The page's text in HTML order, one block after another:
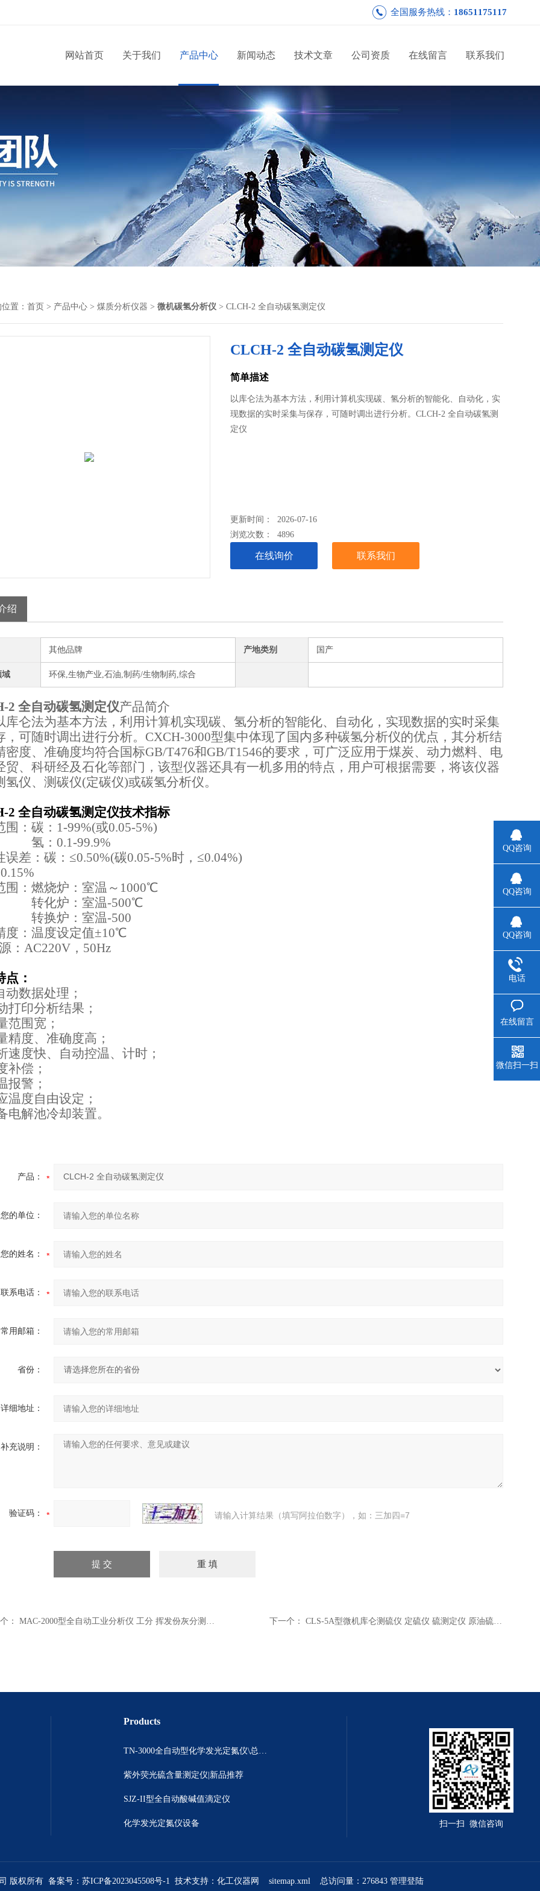
全国服务热线： 18651175117
网站首页 关于我们 产品中心 新闻动态 技术文章 公司资质 在线留言 联系我们
置： 首页 > 产品中心 > 煤质分析仪器 > 微机碳氢分析仪 > CLCH-2 全自动碳氢测定仪
CLCH-2 全自动碳氢测定仪
简单描述
以库仑法为基本方法，利用计算机实现碳、氢分析的智能化、自动化，实
现数据的实时采集与保存，可随时调出进行分析。CLCH-2 全自动碳氢测
定仪
更新时间： 2026-07-16
浏览次数：4896
在线询价 联系我们
绍
其他品牌 产地类别 国产
域 环保,生物产业,石油,制药/生物制药,综合
2 全自动碳氢测定仪产品简介
法为基本方法，利用计算机实现碳、氢分析的智能化、自动化，实现数据的实时采集
，可随时调出进行分析。CXCH-3000型集中体现了国内多种碳氢分析仪的优点，其分析结
密度、准确度均符合国标GB/T476和GB/T1546的要求，可广泛应用于煤炭、动力燃料、电
贸、科研经及石化等部门，该型仪器还具有一机多用的特点，用户可根据需要，将该仪器
氢仪、测碳仪(定碳仪)或碳氢分析仪。
2 全自动碳氢测定仪技术指标
围：碳：1-99%(或0.05-5%)
0.1-99.9%
误差：碳：≤0.50%(碳0.05-5%时，≤0.04%)
围：燃烧炉：室温～1000℃
炉：室温-500℃
炉：室温-500
度：温度设定值±10℃
AC220V，50Hz
点：
数据处理；
印分析结果；
围宽；
度、准确度高；
度快、自动控温、计时；
偿；
警；
度自由设定；
解池冷却装置。
产品：
您的单位：
您的姓名：
联系电话：
常用邮箱：
省份：
详细地址：
补充说明：
验证码： 请输入计算结果（填写阿拉伯数字），如：三加四=7
： MAC-2000型全自动工业分析仪 工分 挥发份灰分测定仪 下一个： CLS-5A型微机库仑测硫仪 定硫仪 硫测定仪 原油硫含量测定仪
Products
TN-3000全自动型化学发光定氮仪\总氮测定\ 氮含量分析仪
紫外荧光硫含量测定仪|新品推荐
SJZ-II型全自动酸碱值滴定仪
化学发光定氮仪设备 扫一扫 微信咨询
版权所有 备案号： 苏ICP备2023045508号-1 技术支持： 化工仪器网 sitemap.xml 总访问量：276843 管理登陆
QQ咨询
QQ咨询
QQ咨询
电话
在线留言
微信扫一扫